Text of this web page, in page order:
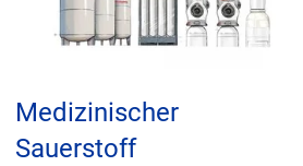
Medizinischer
Sauerstoff